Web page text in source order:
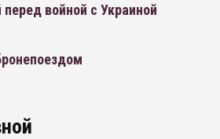
войной с Украиной